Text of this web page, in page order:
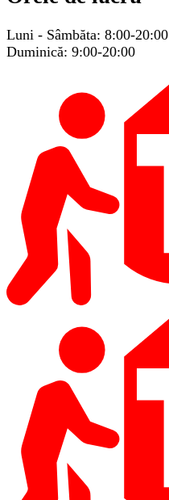
Luni - Sâmbăta: 8:00-20:00
Duminică: 9:00-20:00